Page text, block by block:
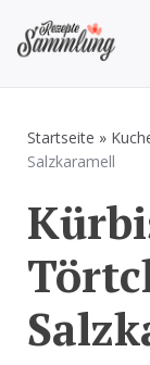
Inhalt
Startseite »
Salzkaramell